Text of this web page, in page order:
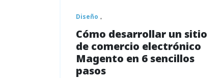
Diseño
Cómo desarrollar un sitio
de comercio electrónico
Magento en 6 sencillos
pasos